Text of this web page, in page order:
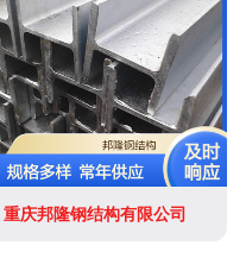
重庆邦隆钢结构有限公司